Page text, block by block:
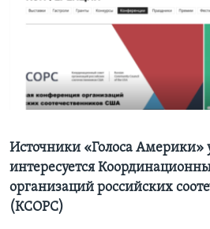
Learning English
СОЦИАЛЬНЫЕ СЕТИ
Языки
Источники «Голоса Америки»
интересуется
организаций российских
(КСОРС)